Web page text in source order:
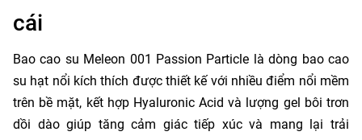
cái
Bao cao su Meleon 001 Passion Particle là dòng bao cao
su hạt nổi kích thích được thiết kế với nhiều điểm nổi mềm
trên bề mặt, kết hợp Hyaluronic Acid và lượng gel bôi trơn
dồi dào giúp tăng cảm giác tiếp xúc và mang lại trải